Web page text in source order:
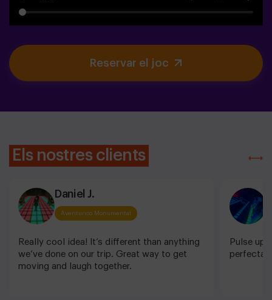
Reservar el joc
Els nostres clients
Daniel J.
Aventurico Monumental
Really cool idea! It’s different than anything
we’ve done on our trip. Great way to get
moving and laugh together.
Pulse
perfecta